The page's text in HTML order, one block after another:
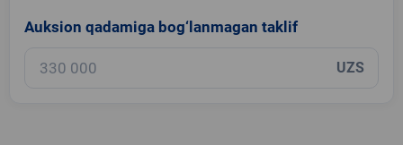
Auksion qadamiga bog‘lanmagan taklif
UZS